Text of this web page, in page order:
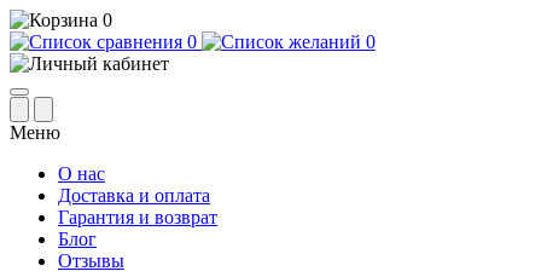
0
0
0
Меню
О нас
Доставка и оплата
Гарантия и возврат
Блог
Отзывы